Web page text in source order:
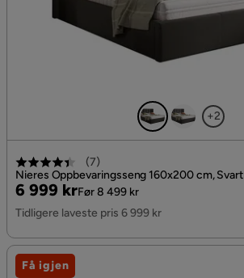
+2
(7)
Nieres Oppbevaringsseng 160x200 cm, Svart
Pris
6 999 kr
Original
Pris
Før 8 499 kr
Tidligere laveste pris 6 999 kr
Få igjen